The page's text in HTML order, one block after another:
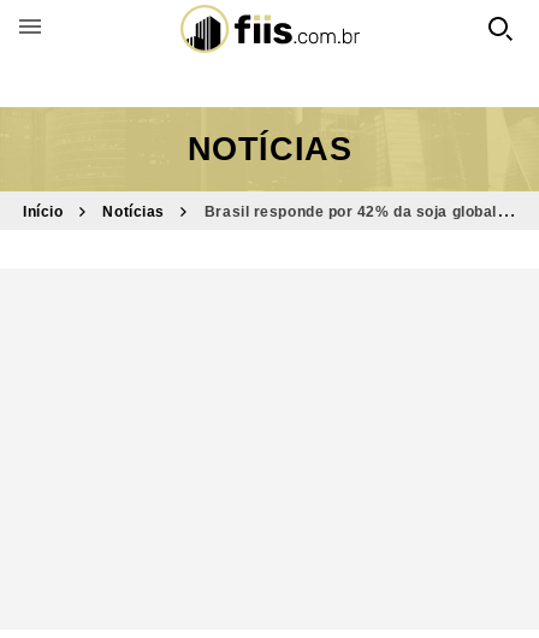
BUSCAR POR FUNDO
NOTÍCIAS
Início Notícias
Brasil responde por 42% da soja global —